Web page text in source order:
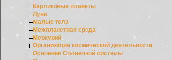
Карликовые планеты
Луна
Малые тела
Межпланетная среда
Меркурий
Организация космической деятельности
Освоение Солнечной системы